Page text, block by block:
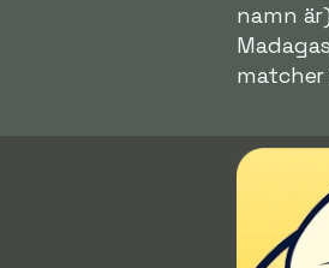
namn är)